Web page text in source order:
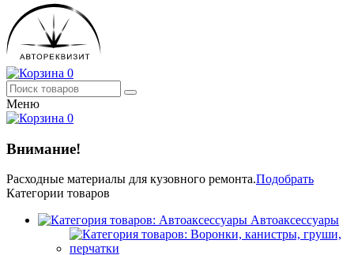
0
Меню
0
Внимание!
Расходные материалы для кузовного ремонта.Подобрать
Категории товаров
Автоаксессуары